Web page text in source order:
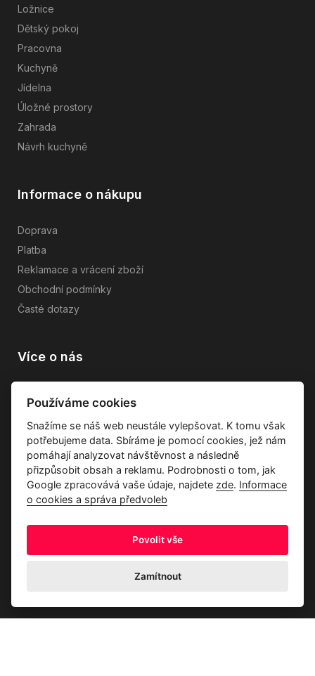
Ložnice
Dětský pokoj
Pracovna
Kuchyně
Jídelna
Úložné prostory
Zahrada
Návrh kuchyně
Informace o nákupu
Doprava
Platba
Reklamace a vrácení zboží
Obchodní podmínky
Časté dotazy
Více o nás
Průvodce tkaninami
Kontakty
Ochrana osobních údajů
Používáme cookies
Snažíme se náš web neustále vylepšovat. K tomu však
potřebujeme data. Sbíráme je pomocí cookies, jež nám
pomáhají analyzovat návštěvnost a následně
přizpůsobit obsah a reklamu. Podrobnosti o tom, jak
Google zpracovává vaše údaje, najdete zde. Informace
o cookies a správa předvoleb
Povolit vše
Zamítnout